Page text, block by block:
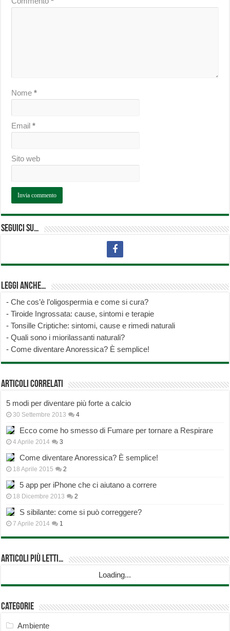
Nome*
Email*
Sito web
Seguici su…
Leggi anche…
-Che cos’è l’oligospermia e come si cura?
-Tiroide Ingrossata: cause, sintomi e terapie
-Tonsille Criptiche: sintomi, cause e rimedi naturali
-Quali sono i miorilassanti naturali?
-Come diventare Anoressica? È semplice!
Articoli correlati
5 modi per diventare più forte a calcio
30 Settembre 2013 4
Ecco come ho smesso di Fumare per tornare a Respirare
4 Aprile 2014 3
Come diventare Anoressica? È semplice!
18 Aprile 2015 2
5 app per iPhone che ci aiutano a correre
18 Dicembre 2013 2
S sibilante: come si può correggere?
7 Aprile 2014 1
Articoli più Letti…
Loading...
Categorie
Ambiente